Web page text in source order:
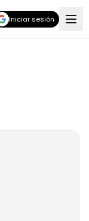
Iniciar sesión